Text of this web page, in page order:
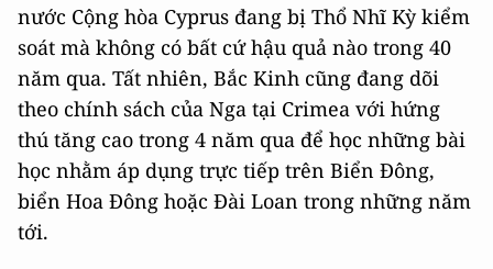
nước Cộng hòa Cyprus đang bị Thổ Nhĩ Kỳ kiểm
soát mà không có bất cứ hậu quả nào trong 40
năm qua. Tất nhiên, Bắc Kinh cũng đang dõi
theo chính sách của Nga tại Crimea với hứng
thú tăng cao trong 4 năm qua để học những bài
học nhằm áp dụng trực tiếp trên Biển Đông,
biển Hoa Đông hoặc Đài Loan trong những năm
tới.